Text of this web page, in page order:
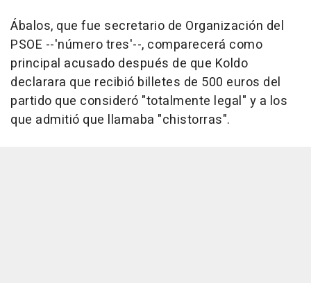
Ábalos, que fue secretario de Organización del
PSOE --'número tres'--, comparecerá como
principal acusado después de que Koldo
declarara que recibió billetes de 500 euros del
partido que consideró "totalmente legal" y a los
que admitió que llamaba "chistorras".